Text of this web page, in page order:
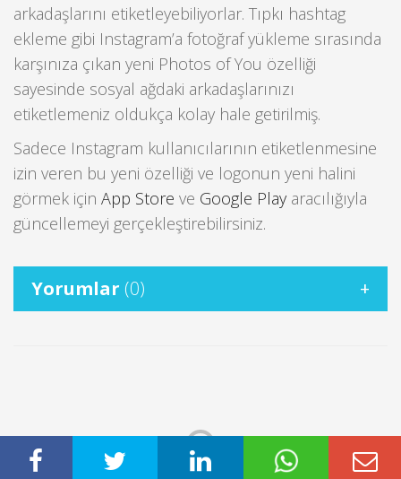
arkadaşlarını etiketleyebiliyorlar. Tıpkı hashtag
ekleme gibi Instagram’a fotoğraf yükleme sırasında
karşınıza çıkan yeni Photos of You özelliği
sayesinde sosyal ağdaki arkadaşlarınızı
etiketlemeniz oldukça kolay hale getirilmiş.
Sadece Instagram kullanıcılarının etiketlenmesine
izin veren bu yeni özelliği ve logonun yeni halini
görmek için App Store ve Google Play aracılığıyla
güncellemeyi gerçekleştirebilirsiniz.
Yorumlar (0)